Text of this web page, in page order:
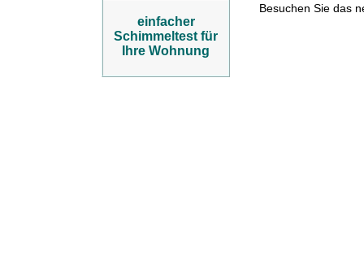
einfacher
Schimmeltest für
Ihre Wohnung
Besuchen Sie das